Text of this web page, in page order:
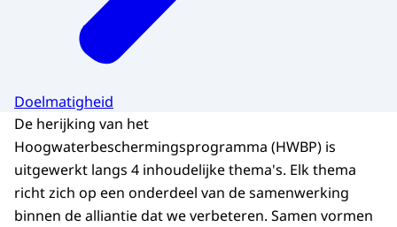
Doelmatigheid
De herijking van het
Hoogwaterbeschermingsprogramma (HWBP) is
uitgewerkt langs 4 inhoudelijke thema's. Elk thema
richt zich op een onderdeel van de samenwerking
binnen de alliantie dat we verbeteren. Samen vormen